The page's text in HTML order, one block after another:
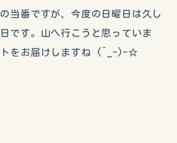
当番ですが、今度の日曜日は久し
です。山へ行こうと思っていま
トをお届けしますね (^_-)-☆